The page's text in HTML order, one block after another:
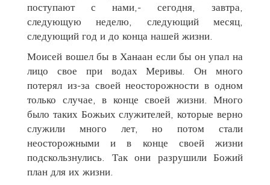
поступают с нами,- сегодня, завтра,
следующую неделю, следующий месяц,
следующий год и до конца нашей жизни.
Моисей вошел бы в Ханаан если бы он упал на
лицо свое при водах Меривы. Он много
потерял из-за своей неосторожности в одном
только случае, в конце своей жизни. Много
было таких Божьих служителей, которые верно
служили много лет, но потом стали
неосторожными и в конце своей жизни
подскользнулись. Так они разрушили Божий
план для их жизни.